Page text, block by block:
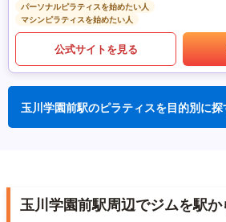
パーソナルピラティスを始めたい人
マシンピラティスを始めたい人
公式サイトを見る
玉川学園前駅のピラティスを目的別に探
玉川学園前駅周辺でジムを駅か